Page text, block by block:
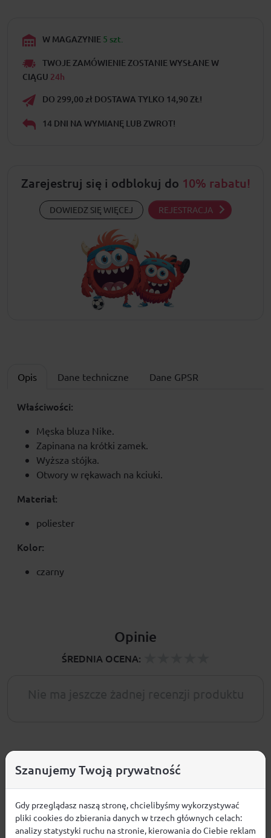
W MAGAZYNIE 5 szt.
TWOJE ZAMÓWIENIE ZOSTANIE WYSŁANE W
CIĄGU 24h
DO 299,00 zł DOSTAWA TYLKO 14,90 ZŁ!
14 DNI NA WYMIANĘ LUB ZWROT!
Zarejestruj się i odblokuj do 10% rabatu!
DOWIEDZ SIĘ WIĘCEJ REJESTRACJA
Opis Dane techniczne Dane GPSR
Właściwości:
Męska bluza Nike.
Zapinana na krótki zamek.
Wyższa stójka.
Otwory w rękawach na kciuki.
Materiał:
poliester
Kolor:
czarny
Opinie
ŚREDNIA OCENA:
Pytania i odpowiedzi
ZADAJ PYTANIE
Szanujemy Twoją prywatność
Gdy przeglądasz naszą stronę, chcielibyśmy wykorzystywać
pliki cookies do zbierania danych w trzech głównych celach:
analizy statystyki ruchu na stronie, kierowania do Ciebie reklam